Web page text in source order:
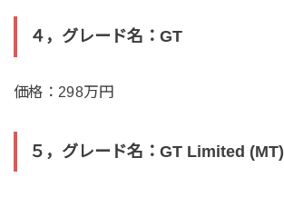
４，グレード名：GT
価格：298万円
５，グレード名：GT Limited (MT)